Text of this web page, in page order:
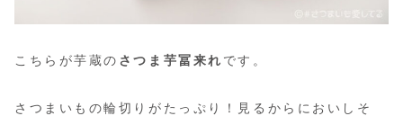
こちらが芋蔵の さつま芋冨来れ です。
さつまいもの輪切りがたっぷり！見るからにおいしそ